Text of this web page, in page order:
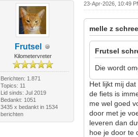
Frutsel
Kilometervreter
Berichten: 1.871
Topics: 11
Lid sinds: Jul 2019
Bedankt: 1051
3435 x bedankt in 1534
berichten
23-Apr-2026, 10:49
melle z
Frutsel
Die wordt
Het lijkt mij
de fiets is
me wel goed
door met je
leveren dan
hoe je door te